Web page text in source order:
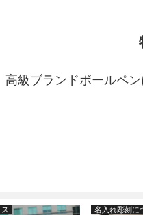
高級ブランドボールペ
名入れ彫刻に